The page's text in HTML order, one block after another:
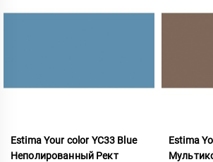
Estima Your color YC33 Blue
Неполированный Рект
Estima